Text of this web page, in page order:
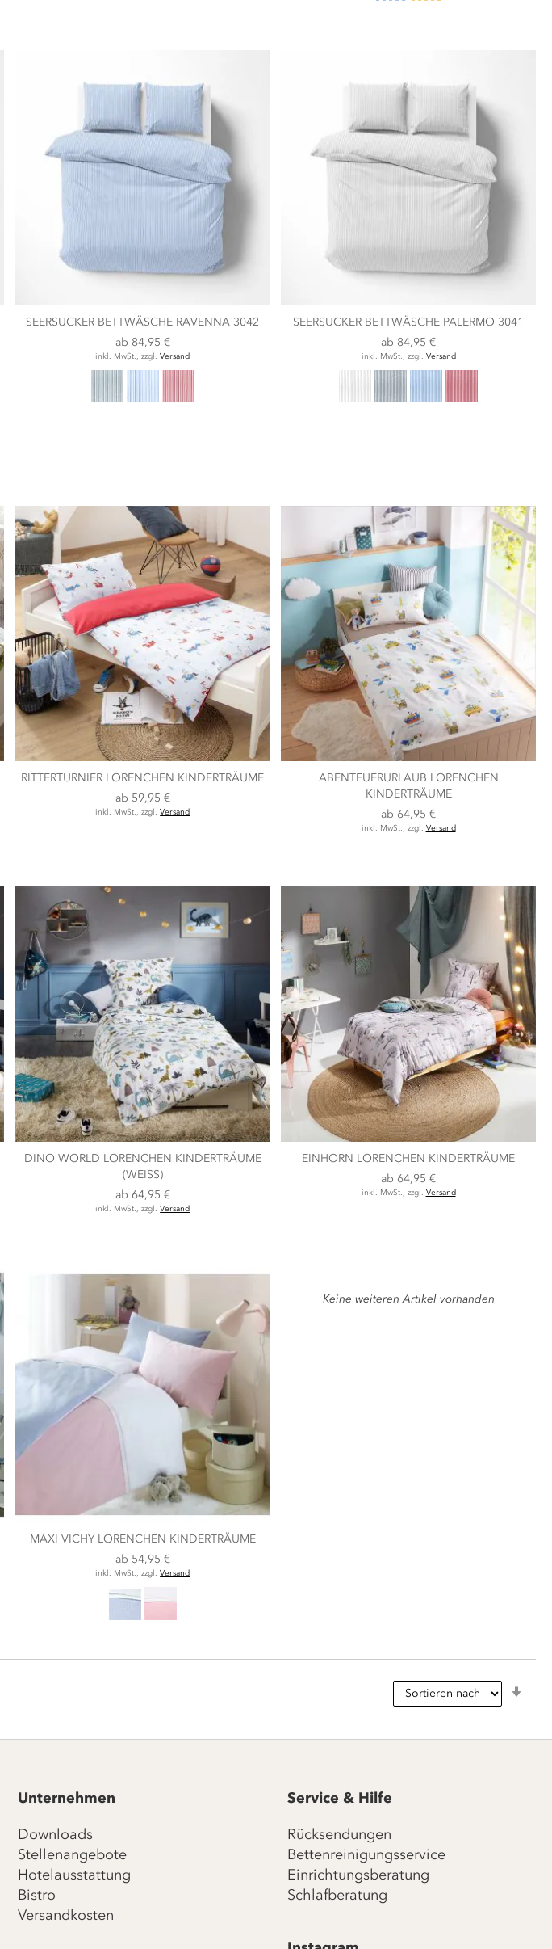
SEERSUCKER BETTWÄSCHE RAVENNA 3042
ab 84,95 €
inkl. MwSt., zzgl.Versand
SEERSUCKER BETTWÄSCHE PALERMO 3041
ab 84,95 €
inkl. MwSt., zzgl. Versand
RITTERTURNIER LORENCHEN KINDERTRÄUME
ab 59,95 €
inkl. MwSt., zzgl.Versand
ABENTEUERURLAUB LORENCHEN
KINDERTRÄUME
ab 64,95 €
inkl. MwSt., zzgl. Versand
DINO WORLD LORENCHEN KINDERTRÄUME
(WEISS)
ab 64,95 €
inkl. MwSt., zzgl.Versand
EINHORN LORENCHEN KINDERTRÄUME
ab 64,95 €
inkl. MwSt., zzgl. Versand
MAXI VICHY LORENCHEN KINDERTRÄUME
ab 54,95 €
inkl. MwSt., zzgl.Versand
Keine weiteren Artikel vorhanden
Unternehmen
Downloads
Stellenangebote
Hotelausstattung
Bistro
Versandkosten
Service & Hilfe
Rücksendungen
Bettenreinigungsservice
Einrichtungsberatung
Schlafberatung